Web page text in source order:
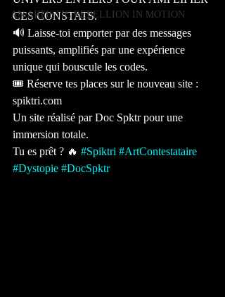
AN ARTISTIC REBELLION IN MOTION
CES CONSTATS.
🔊 Laisse-toi emporter par des messages
puissants, amplifiés par une expérience
unique qui bouscule les codes.
🎟️ Réserve tes places sur le nouveau site :
spiktri.com
Un site réalisé par Doc Spktr pour une
immersion totale.
Tu es prêt ? 🔥 #Spiktri #ArtContestataire
#Dystopie #DocSpktr